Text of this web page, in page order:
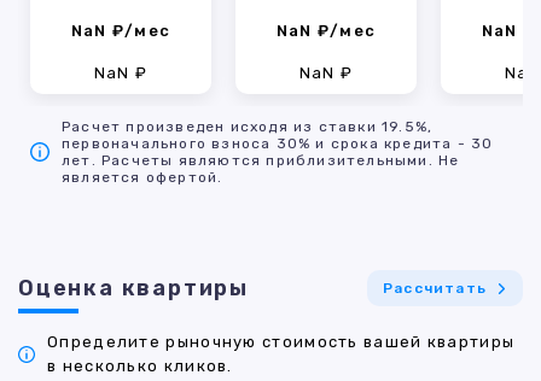
NaN ₽/мес
NaN ₽
NaN ₽/мес
NaN ₽
NaN
Расчет произведен исходя из ставки 19.5%,
первоначального взноса 30% и срока кредита - 30
лет. Расчеты являются приблизительными. Не
является офертой.
Оценка квартиры Рассчитать
Определите рыночную стоимость вашей квартиры
в несколько кликов.